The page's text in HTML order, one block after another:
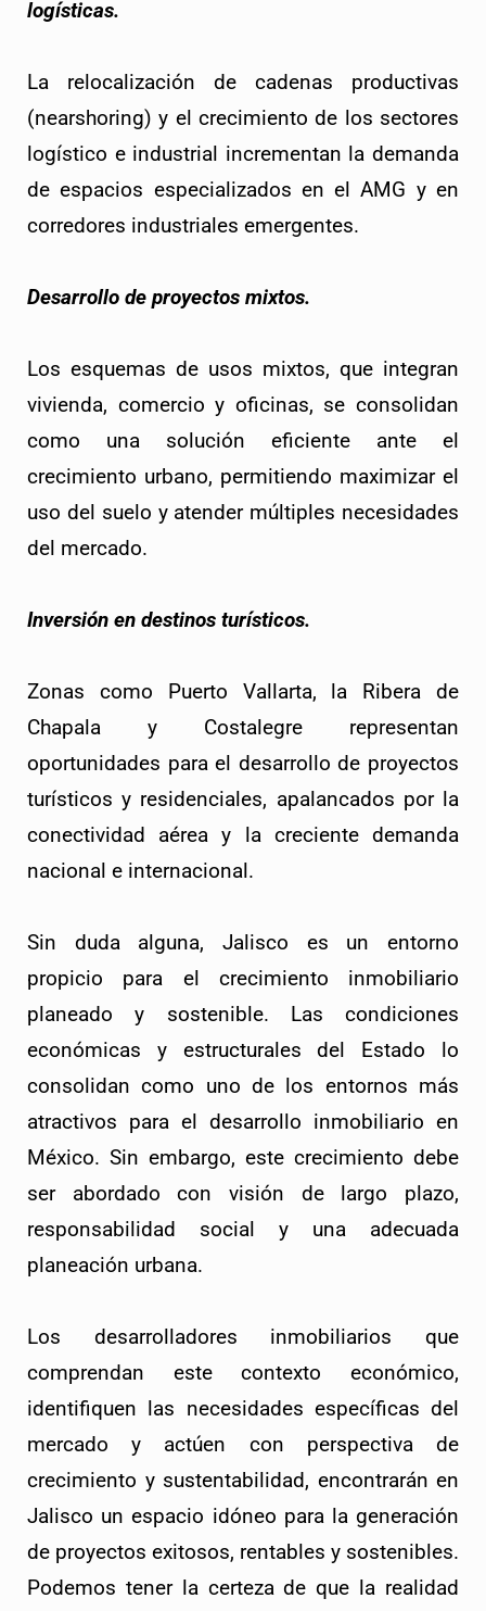
logísticas.
La relocalización de cadenas productivas
(nearshoring) y el crecimiento de los sectores
logístico e industrial incrementan la demanda
de espacios especializados en el AMG y en
corredores industriales emergentes.
Desarrollo de proyectos mixtos.
Los esquemas de usos mixtos, que integran
vivienda, comercio y oficinas, se consolidan
como una solución eficiente ante el
crecimiento urbano, permitiendo maximizar el
uso del suelo y atender múltiples necesidades
del mercado.
Inversión en destinos turísticos.
Zonas como Puerto Vallarta, la Ribera de
Chapala y Costalegre representan
oportunidades para el desarrollo de proyectos
turísticos y residenciales, apalancados por la
conectividad aérea y la creciente demanda
nacional e internacional.
Sin duda alguna, Jalisco es un entorno
propicio para el crecimiento inmobiliario
planeado y sostenible. Las condiciones
económicas y estructurales del Estado lo
consolidan como uno de los entornos más
atractivos para el desarrollo inmobiliario en
México. Sin embargo, este crecimiento debe
ser abordado con visión de largo plazo,
responsabilidad social y una adecuada
planeación urbana.
Los desarrolladores inmobiliarios que
comprendan este contexto económico,
identifiquen las necesidades específicas del
mercado y actúen con perspectiva de
crecimiento y sustentabilidad, encontrarán en
Jalisco un espacio idóneo para la generación
de proyectos exitosos, rentables y sostenibles.
Podemos tener la certeza de que la realidad